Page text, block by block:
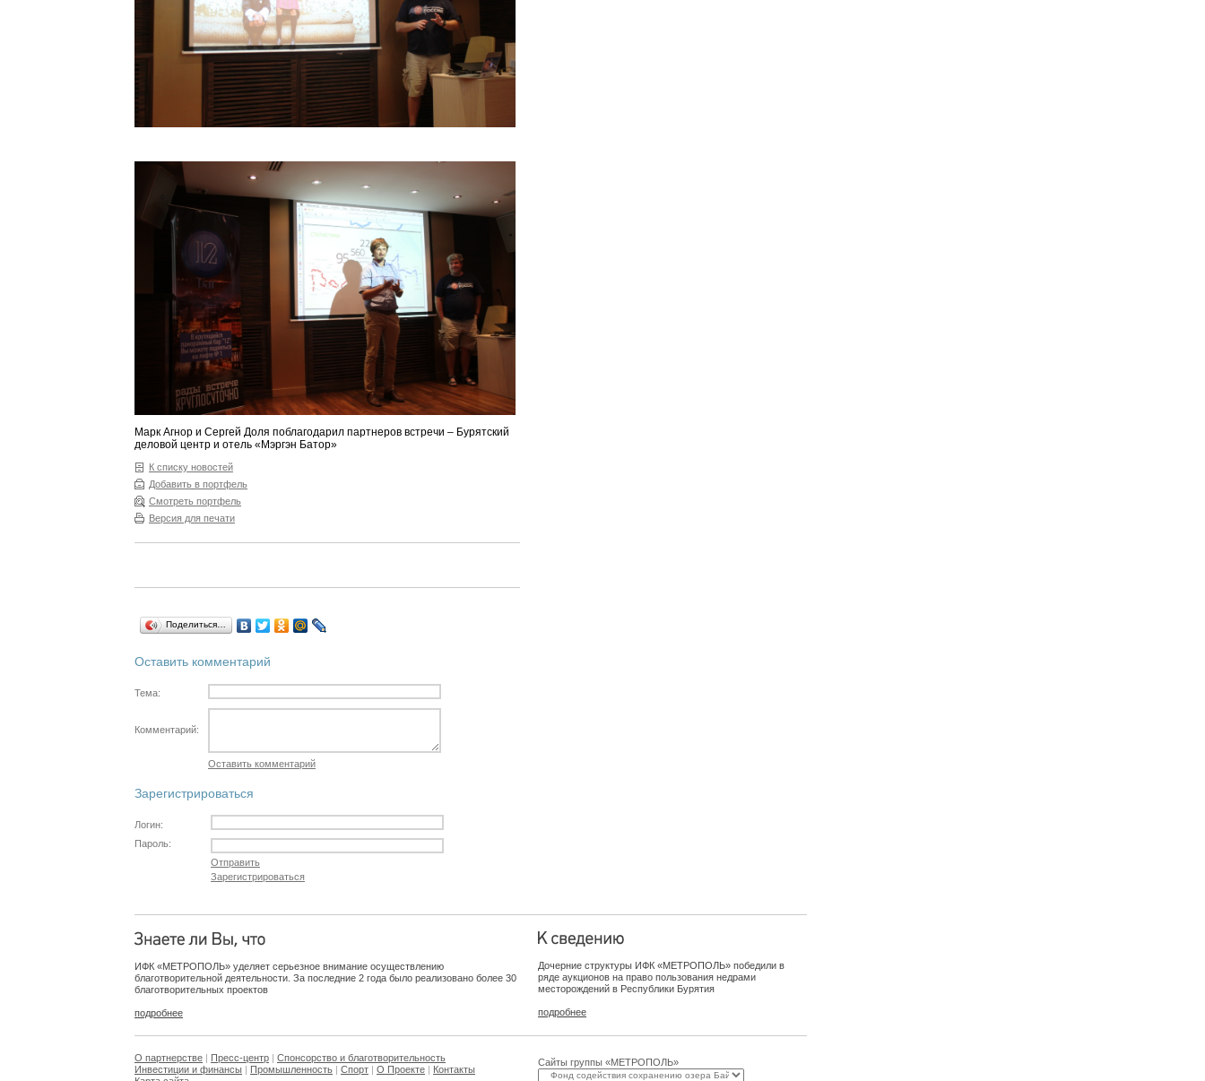
Марк Агнор и Сергей Доля поблагодарил партнеров встречи – Бурятский
деловой центр и отель «Мэргэн Батор»
К списку новостей
Добавить в портфель
Смотреть портфель
Версия для печати
Поделиться…
Оставить комментарий
Тема:
Комментарий:
Оставить комментарий
Зарегистрироваться
Логин:
Пароль:
Отправить
Зарегистрироваться
ИФК «МЕТРОПОЛЬ» уделяет серьезное внимание осуществлению
благотворительной деятельности. За последние 2 года было реализовано более 30
благотворительных проектов
подробнее
Дочерние структуры ИФК «МЕТРОПОЛЬ» победили в
ряде аукционов на право пользования недрами
месторождений в Республики Бурятия
подробнее
О партнерстве | Пресс-центр | Спонсорство и благотворительность
Инвестиции и финансы | Промышленность | Спорт | О Проекте | Контакты
Сайты группы «МЕТРОПОЛЬ»